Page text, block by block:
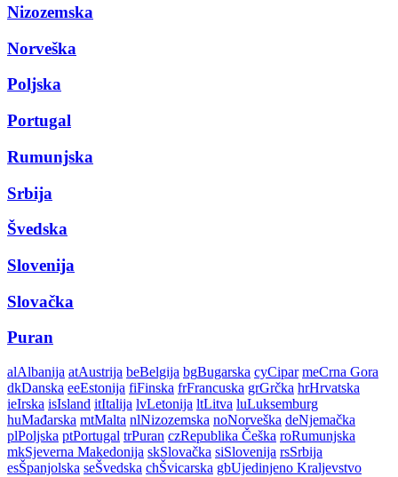
Nizozemska
Norveška
Poljska
Portugal
Rumunjska
Srbija
Švedska
Slovenija
Slovačka
Puran
alAlbanija atAustrija beBelgija bgBugarska cyCipar meCrna Gora
dkDanska eeEstonija fiFinska frFrancuska grGrčka hrHrvatska
ieIrska isIsland itItalija lvLetonija ltLitva luLuksemburg
huMađarska mtMalta nlNizozemska noNorveška deNjemačka
plPoljska ptPortugal trPuran czRepublika Češka roRumunjska
mkSjeverna Makedonija skSlovačka siSlovenija rsSrbija
esŠpanjolska seŠvedska chŠvicarska gbUjedinjeno Kraljevstvo